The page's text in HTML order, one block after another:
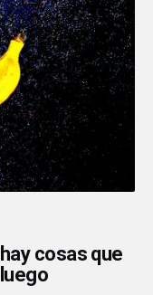
cosas que